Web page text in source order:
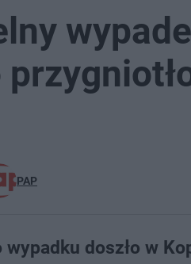
PAP
wypadku doszło w